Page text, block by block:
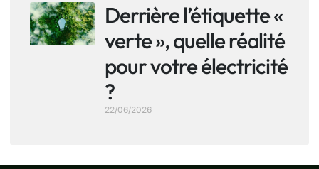
Derrière l’étiquette «
verte », quelle réalité
pour votre électricité
?
22/06/2026